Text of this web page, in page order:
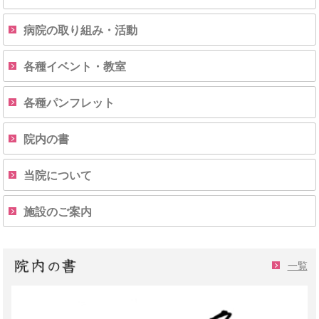
病院の取り組み・活動
各種イベント・教室
各種パンフレット
院内の書
当院について
施設のご案内
一覧